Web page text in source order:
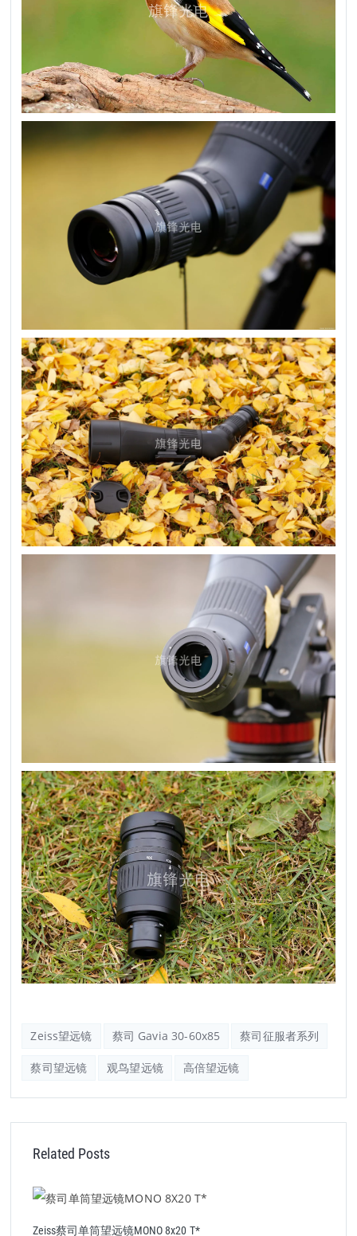
Zeiss望远镜 蔡司 Gavia 30-60x85 蔡司征服者系列
蔡司望远镜 观鸟望远镜 高倍望远镜
Related Posts
Zeiss蔡司单筒望远镜MONO 8x20 T*